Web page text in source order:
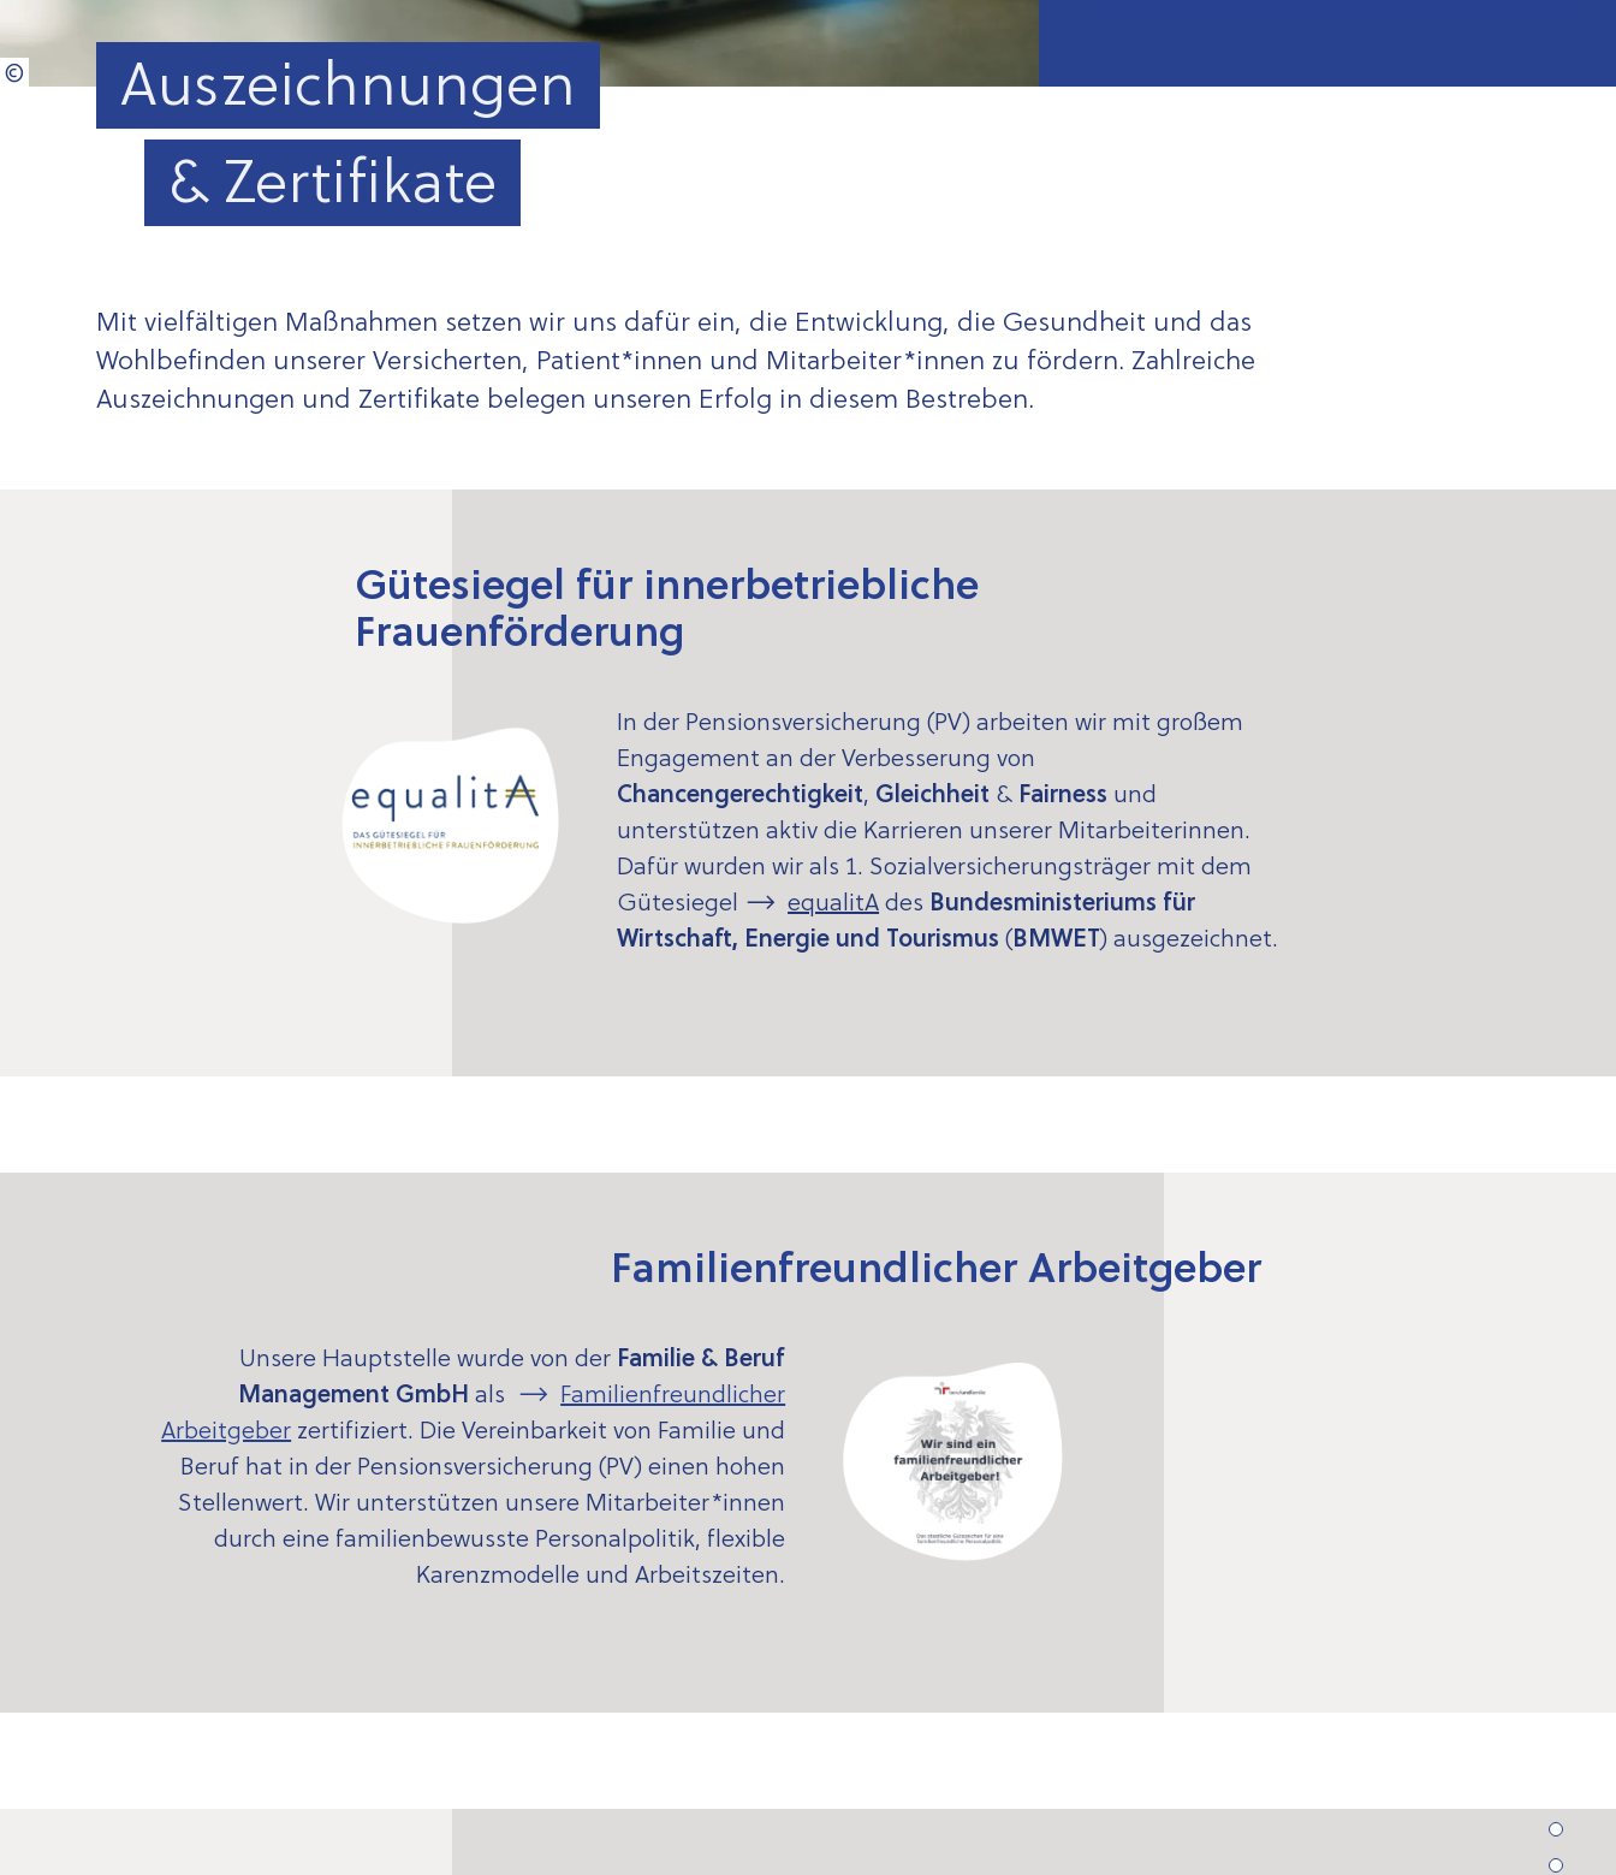
Auszeichnungen
& Zertifikate
Mit vielfältigen Maßnahmen setzen wir uns dafür ein, die Entwicklung, die Gesundheit und das
Wohlbefinden unserer Versicherten, Patient*innen und Mitarbeiter*innen zu fördern. Zahlreiche
Auszeichnungen und Zertifikate belegen unseren Erfolg in diesem Bestreben.
Tabakfrei
Gütesiegel für innerbetriebliche
Frauenförderung
In der Pensionsversicherung (PV) arbeiten wir mit großem
Engagement an der Verbesserung von
Chancengerechtigkeit, Gleichheit & Fairness und
unterstützen aktiv die Karrieren unserer Mitarbeiterinnen.
Dafür wurden wir als 1. Sozialversicherungsträger mit dem
Gütesiegel
equalitAdes Bundesministeriums für
Wirtschaft, Energie und Tourismus(BMWET)ausgezeichnet.
Familienfreundlicher Arbeitgeber
Unsere Hauptstelle wurde von der Familie & Beruf
Management GmbH als
Familien­freundlicher
Arbeitgeber zertifiziert. Die Vereinbarkeit von Familie und
Beruf hat in der Pensionsversicherung (PV) einen hohen
Stellenwert. Wir unterstützen unsere Mitarbeiter*innen
durch eine familienbewusste Personalpolitik, flexible
Karenzmodelle und Arbeitszeiten.